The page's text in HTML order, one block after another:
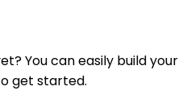
You can easily build your
get started.